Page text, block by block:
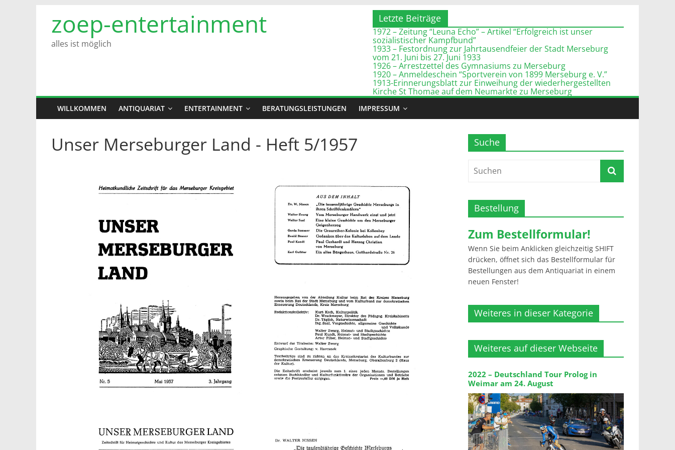
Inhalt
springen
zoep-entertainment
alles ist möglich
Letzte Beiträge
1972 – Zeitung “Leuna Echo” – Artikel “Erfolgreich ist unser
sozialistischer Kampfbund”
1933 – Festordnung zur Jahrtausendfeier der Stadt Merseburg
vom 21. Juni bis 27. Juni 1933
1926 – Arrestzettel des Gymnasiums zu Merseburg
1920 – Anmeldeschein “Sportverein von 1899 Merseburg e. V.”
1913-Erinnerungsblatt zur Einweihung der wiederhergestellten
Kirche St Thomae auf dem Neumarkte zu Merseburg
WILLKOMMEN ANTIQUARIAT ENTERTAINMENT BERATUNGSLEISTUNGEN IMPRESSUM
Unser Merseburger Land - Heft 5/1957 Suche
Bestellung
Zum Bestellformular!
Wenn Sie beim Anklicken gleichzeitig SHIFT
drücken, öffnet sich das Bestellformular für
Bestellungen aus dem Antiquariat in einem
neuen Fenster!
Weiteres in dieser Kategorie
Weiteres auf dieser Webseite
2022 – Deutschland Tour Prolog in
Weimar am 24. August